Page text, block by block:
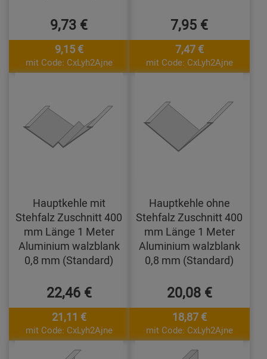
9,73 €
9,15 €
mit Code: CxLyh2Ajne
7,95 €
7,47 €
mit Code: CxLyh2Ajne
Hauptkehle mit
Stehfalz Zuschnitt 400
mm Länge 1 Meter
Aluminium walzblank
0,8 mm (Standard)
22,46 €
21,11 €
mit Code: CxLyh2Ajne
Hauptkehle ohne
Stehfalz Zuschnitt 400
mm Länge 1 Meter
Aluminium walzblank
0,8 mm (Standard)
20,08 €
18,87 €
mit Code: CxLyh2Ajne